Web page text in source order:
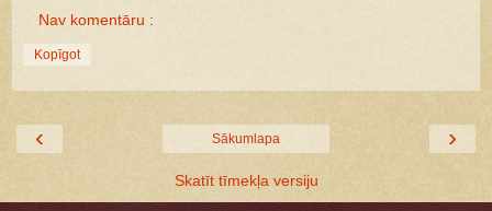
Nav komentāru :
Kopīgot
‹ ›
Sākumlapa
Skatīt tīmekļa versiju